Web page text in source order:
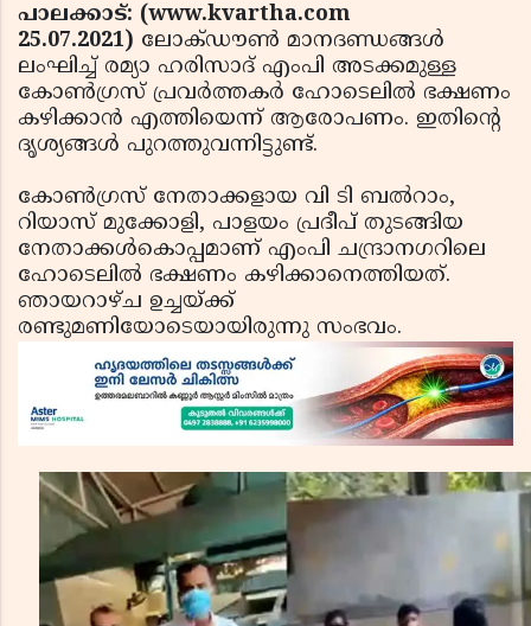
പാലക്കാട്: (www.kvartha.com
25.07.2021) ലോക്ഡൗണ്‍ മാനദണ്ഡങ്ങള്‍
ലംഘിച്ച് രമ്യാ ഹരിസാദ് എംപി അടക്കമുള്ള
കോണ്‍ഗ്രസ് പ്രവര്‍ത്തകര്‍ ഹോടെലില്‍ ഭക്ഷണം
കഴിക്കാന്‍ എത്തിയെന്ന് ആരോപണം. ഇതിന്റെ
ദൃശ്യങ്ങള്‍ പുറത്തുവന്നിട്ടുണ്ട്.
കോണ്‍ഗ്രസ് നേതാക്കളായ വി ടി ബല്‍റാം,
റിയാസ് മുക്കോളി, പാളയം പ്രദീപ് തുടങ്ങിയ
നേതാക്കള്‍കൊപ്പമാണ് എംപി ചന്ദ്രാനഗറിലെ
ഹോടെലില്‍ ഭക്ഷണം കഴിക്കാനെത്തിയത്.
ഞായറാഴ്ച ഉച്ചയ്ക്ക്
രണ്ടുമണിയോടെയായിരുന്നു സംഭവം.